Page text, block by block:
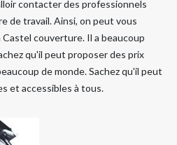
contacter des professionnels
de travail. Ainsi, on peut vous
couverture. Il a beaucoup
qu'il peut proposer des prix
de monde. Sachez qu'il peut
et accessibles à tous.